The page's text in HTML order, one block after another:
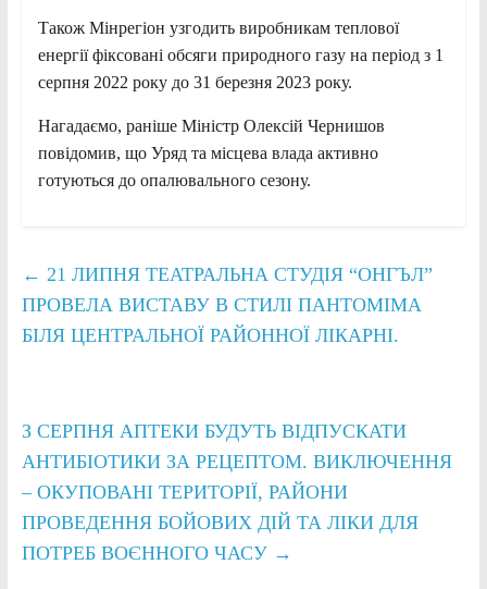
Також Мінрегіон узгодить виробникам теплової
енергії фіксовані обсяги природного газу на період з 1
серпня 2022 року до 31 березня 2023 року.
Нагадаємо, раніше Міністр Олексій Чернишов
повідомив, що Уряд та місцева влада активно
готуються до опалювального сезону.
← 21 ЛИПНЯ ТЕАТРАЛЬНА СТУДІЯ “ОНГЪЛ”
ПРОВЕЛА ВИСТАВУ В СТИЛІ ПАНТОМІМА
БІЛЯ ЦЕНТРАЛЬНОЇ РАЙОННОЇ ЛІКАРНІ.
З СЕРПНЯ АПТЕКИ БУДУТЬ ВІДПУСКАТИ
АНТИБІОТИКИ ЗА РЕЦЕПТОМ. ВИКЛЮЧЕННЯ
– ОКУПОВАНІ ТЕРИТОРІЇ, РАЙОНИ
ПРОВЕДЕННЯ БОЙОВИХ ДІЙ ТА ЛІКИ ДЛЯ
ПОТРЕБ ВОЄННОГО ЧАСУ →